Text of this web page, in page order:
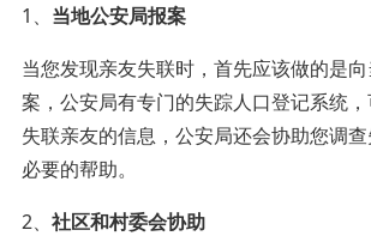
1、 当地公安局报案
当您发现亲友失联时，首先应该做的是
案，公安局有专门的失踪人口登记系统
失联亲友的信息，公安局还会协助您调
必要的帮助。
2、 社区和村委会协助